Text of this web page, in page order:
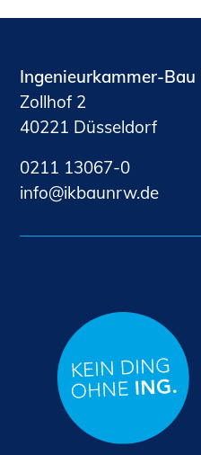
Ingenieurkammer-
Zollhof 2
40221 Düsseldorf
0211 13067-0
nf
kb nrwd